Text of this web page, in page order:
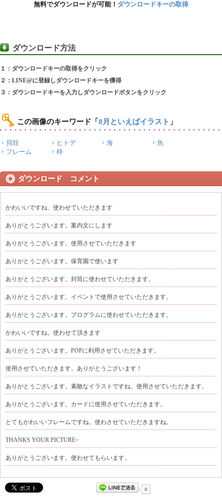
無料でダウンロードが可能！ ダウンロードキーの取得
ダウンロード方法
１：ダウンロードキーの取得をクリック
２：LINE@に登録しダウンロードキーを獲得
３：ダウンロードキーを入力しダウンロードボタンをクリック
この画像のキーワード 「 8月といえばイラスト 」
貝殻 ヒトデ 海
魚
フレーム
枠
ダウンロード コメント
かわいいですね、使わせていただきます
ありがとうございます。案内文にします
ありがとうございます。使用させていただきます
ありがとうございます。保育園で使います
ありがとうございます。封筒に使わせていただきます。
ありがとうございます。イベントで使用させていただきます。
ありがとうございます。プログラムに使わせていただきます。
かわいいですね。使わせて頂きます
ありがとうございます。POPに利用させていただきます。
使用させていただきます。ありがとうございます！
ありがとうございます。素敵なイラストですね。使用させていただきます。
ありがとうございます。カードに使用させていただきます。
とてもかわいいフレームですね。使わさせていただきますね。
THANKS YOUR PICTURE~
ありがとうございます。使わせてもらいます。
0